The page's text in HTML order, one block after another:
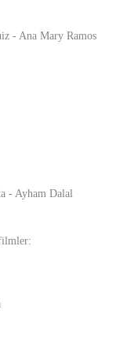
- Ana Mary Ramos
- Ayham Dalal